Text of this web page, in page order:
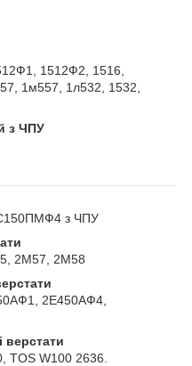
1512Ф2, 1516,
1м557, 1л532, 1532,
з ЧПУ
з ЧПУ
2М57, 2М58
2Е450АФ4,
верстати
TOS W100 2636.